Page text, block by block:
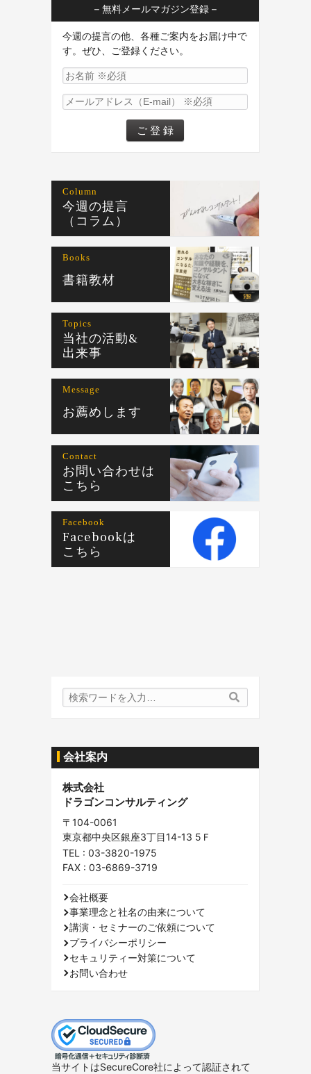
– 無料メールマガジン登録 –
今週の提言の他、各種ご案内をお届け中で
す。ぜひ、ご登録ください。
Column
今週の提言
（コラム）
Books
書籍教材
Topics
当社の活動&
出来事
Message
お薦めします
Contact
お問い合わせは
こちら
Facebook
Facebookは
こちら
検
索
会社案内
株式会社
ドラゴンコンサルティング
〒104-0061
東京都中央区銀座3丁目14-13 5Ｆ
TEL : 03-3820-1975
FAX : 03-6869-3719
会社概要
事業理念と社名の由来について
講演・セミナーのご依頼について
プライバシーポリシー
セキュリティー対策について
お問い合わせ
当サイトはSecureCore社によって認証されて